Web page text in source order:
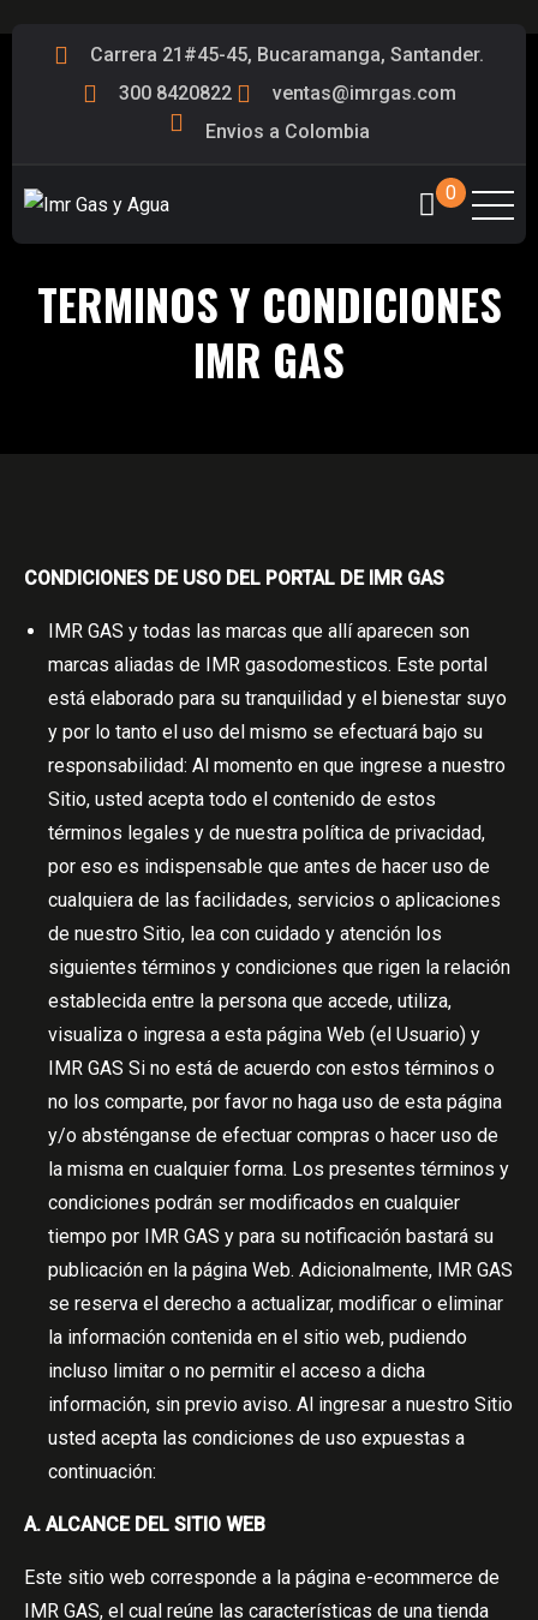
Carrera 21#45-45, Bucaramanga, Santander.
300 8420822
ventas@imrgas.com
Envios a Colombia
0
TERMINOS Y CONDICIONES
IMR GAS
CONDICIONES DE USO DEL PORTAL DE IMR GAS
IMR GAS y todas las marcas que allí aparecen son
marcas aliadas de IMR gasodomesticos. Este portal
está elaborado para su tranquilidad y el bienestar suyo
y por lo tanto el uso del mismo se efectuará bajo su
responsabilidad: Al momento en que ingrese a nuestro
Sitio, usted acepta todo el contenido de estos
términos legales y de nuestra política de privacidad,
por eso es indispensable que antes de hacer uso de
cualquiera de las facilidades, servicios o aplicaciones
de nuestro Sitio, lea con cuidado y atención los
siguientes términos y condiciones que rigen la relación
establecida entre la persona que accede, utiliza,
visualiza o ingresa a esta página Web (el Usuario) y
IMR GAS Si no está de acuerdo con estos términos o
no los comparte, por favor no haga uso de esta página
y/o absténganse de efectuar compras o hacer uso de
la misma en cualquier forma. Los presentes términos y
condiciones podrán ser modificados en cualquier
tiempo por IMR GAS y para su notificación bastará su
publicación en la página Web. Adicionalmente, IMR GAS
se reserva el derecho a actualizar, modificar o eliminar
la información contenida en el sitio web, pudiendo
incluso limitar o no permitir el acceso a dicha
información, sin previo aviso. Al ingresar a nuestro Sitio
usted acepta las condiciones de uso expuestas a
continuación:
A. ALCANCE DEL SITIO WEB
Este sitio web corresponde a la página e-ecommerce de
IMR GAS, el cual reúne las características de una tienda